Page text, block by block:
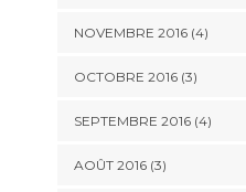
NOVEMBRE 2016(4)
OCTOBRE 2016(3)
SEPTEMBRE 2016(4)
AOÛT 2016(3)